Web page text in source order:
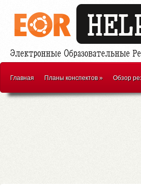
Главная Планы конспектов» Обзор